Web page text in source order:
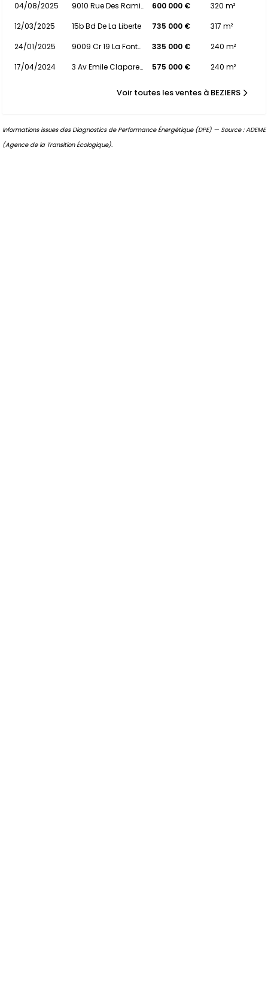
04/08/2025
9010 Rue Des Ramiers 600 000 €
320 m²
12/03/2025
15b Bd De La Liberte 735 000 €
317 m²
24/01/2025
9009 Cr 19 La Fontaine Leche Frite 335 000 €
240 m²
17/04/2024
3 Av Emile Claparede 575 000 € 240 m²
Voir toutes les ventes à BEZIERS
Informations issues des Diagnostics de Performance Énergétique (DPE) — Source : ADEME
(Agence de la Transition Écologique).